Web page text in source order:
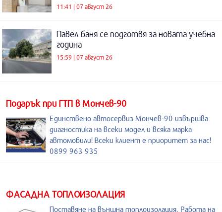
11:41 | 07 август 26
Павел баня се подготвя за новата учебна
година
15:59 | 07 август 26
Подарък при ГТП в Мончев-90
Единствено автосервиз Мончев-90 извършва
диагностика на всеки модел и всяка марка
автомобили! Всеки клиент е приоритет за нас!
0899 963 935
ФАСАДНА ТОПЛОИЗОЛАЦИЯ
Поставяне на външна топлоизолация. Работа на